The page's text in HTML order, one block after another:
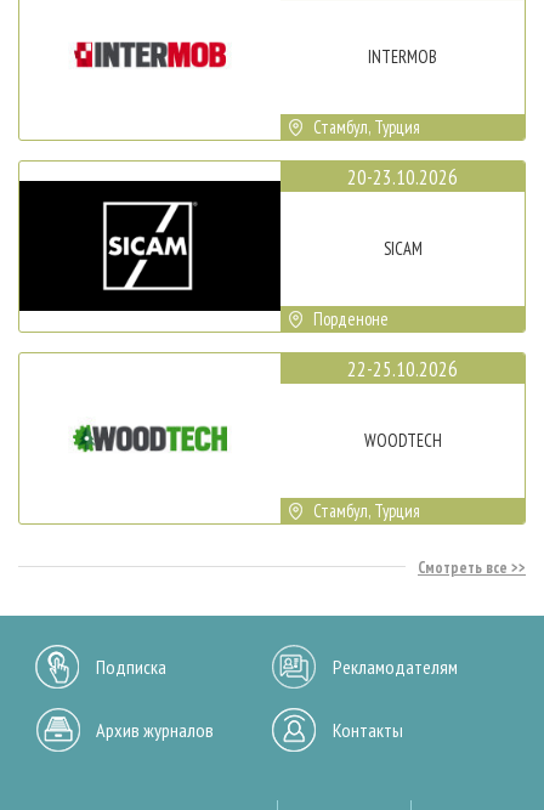
INTERMOB
Стамбул, Турция
20-23.10.2026
SICAM
Порденоне
22-25.10.2026
WOODTECH
Стамбул, Турция
Смотреть все
Подписка Рекламодателям
Архив журналов Контакты